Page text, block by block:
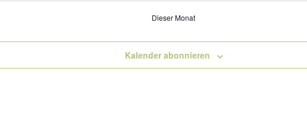
Dieser Monat
Kalender abonnieren